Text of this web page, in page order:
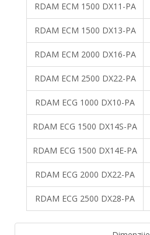
RDAM ECM 1500 DX11-PA
RDAM ECM 1500 DX13-PA
RDAM ECM 2000 DX16-PA
RDAM ECM 2500 DX22-PA
RDAM ECG 1000 DX10-PA
RDAM ECG 1500 DX14S-PA
RDAM ECG 1500 DX14E-PA
RDAM ECG 2000 DX22-PA
RDAM ECG 2500 DX28-PA